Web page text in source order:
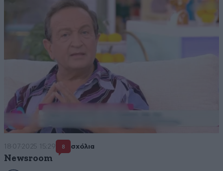
18·07·2025 15:29 8 σχόλια
Newsroom